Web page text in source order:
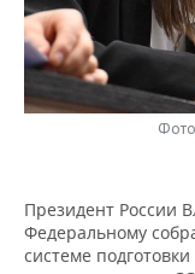
НЕФТЕХИМИЯ
НЕФТЬ
ОПК
РОЗНИЧНАЯ
ТРАНСПОРТ
НОВОСТИ
IT
МЕРОПРИЯТИЯ
НОВОСТИ
БИЗНЕС-БРАНЧИ
ONLINE-
СПОРТ
ФУТБОЛ
ХОККЕЙ
НОВОСТИ
ВЛАСТЬ
ФОТОГАЛЕРЕЯ
СЮЖЕТЫ
Президент России
Федеральному
системе